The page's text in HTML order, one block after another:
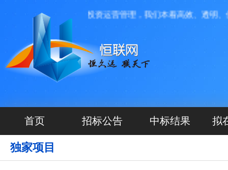
络科技有限公司投资运营管理，我们本着高效、透明、便
首页 招标公告 中标结果 拟
独家项目